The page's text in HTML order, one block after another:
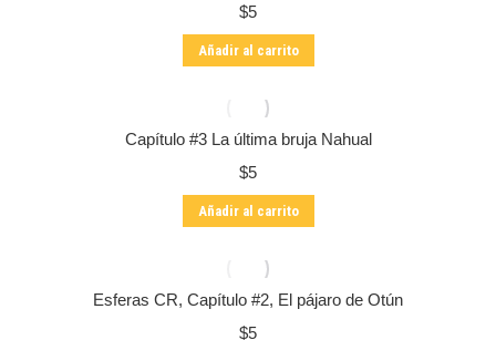
$5
Añadir al carrito
Capítulo #3 La última bruja Nahual
$5
Añadir al carrito
Esferas CR, Capítulo #2, El pájaro de Otún
$5